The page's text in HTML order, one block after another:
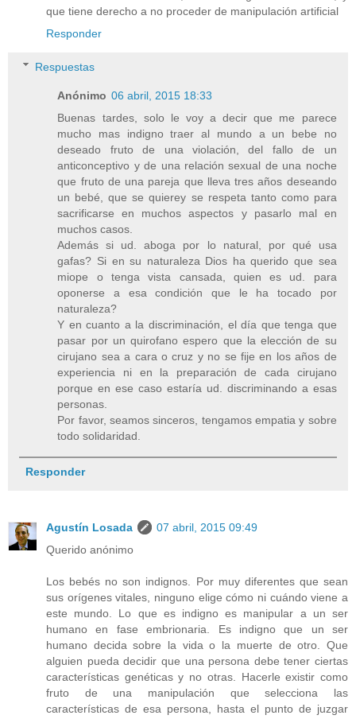
que tiene derecho a no proceder de manipulación artificial
Responder
Respuestas
Anónimo 06 abril, 2015 18:33
Buenas tardes, solo le voy a decir que me parece
mucho mas indigno traer al mundo a un bebe no
deseado fruto de una violación, del fallo de un
anticonceptivo y de una relación sexual de una noche
que fruto de una pareja que lleva tres años deseando
un bebé, que se quierey se respeta tanto como para
sacrificarse en muchos aspectos y pasarlo mal en
muchos casos.
Además si ud. aboga por lo natural, por qué usa
gafas? Si en su naturaleza Dios ha querido que sea
miope o tenga vista cansada, quien es ud. para
oponerse a esa condición que le ha tocado por
naturaleza?
Y en cuanto a la discriminación, el día que tenga que
pasar por un quirofano espero que la elección de su
cirujano sea a cara o cruz y no se fije en los años de
experiencia ni en la preparación de cada cirujano
porque en ese caso estaría ud. discriminando a esas
personas.
Por favor, seamos sinceros, tengamos empatia y sobre
todo solidaridad.
Responder
Agustín Losada
07 abril, 2015 09:49
Querido anónimo
Los bebés no son indignos. Por muy diferentes que sean
sus orígenes vitales, ninguno elige cómo ni cuándo viene a
este mundo. Lo que es indigno es manipular a un ser
humano en fase embrionaria. Es indigno que un ser
humano decida sobre la vida o la muerte de otro. Que
alguien pueda decidir que una persona debe tener ciertas
características genéticas y no otras. Hacerle existir como
fruto de una manipulación que selecciona las
características de esa persona, hasta el punto de juzgar